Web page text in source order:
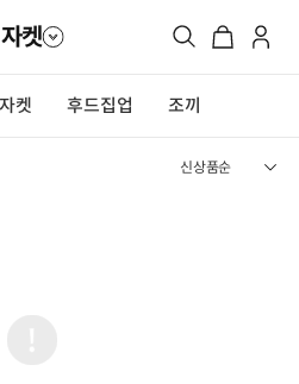
자켓
켓 후드집업 조끼